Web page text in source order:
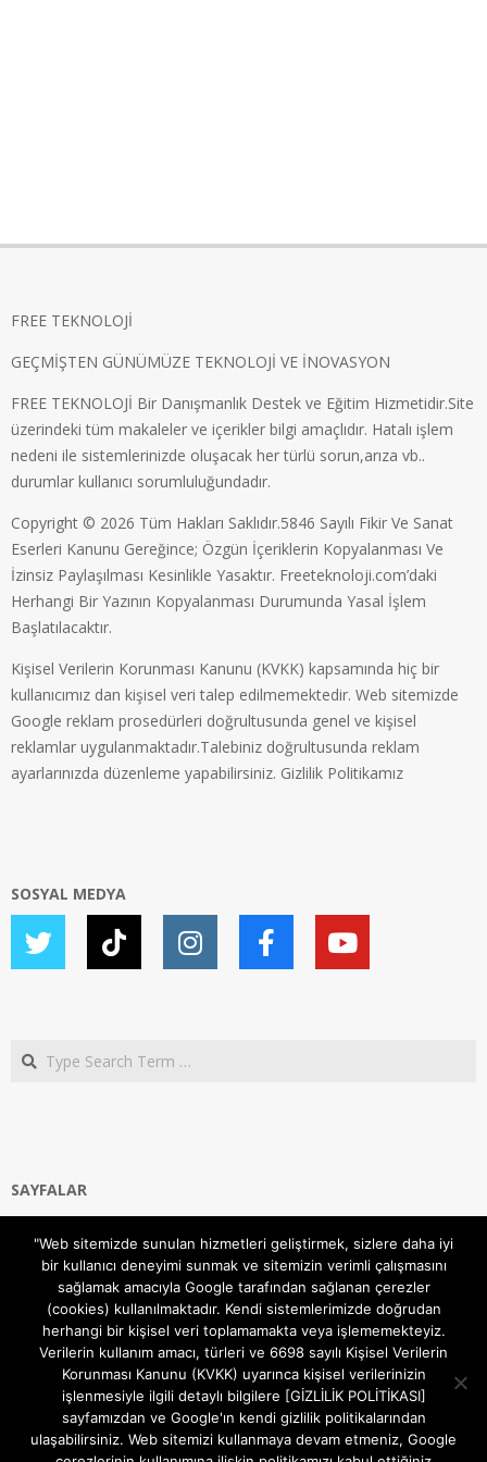
FREE TEKNOLOJİ
GEÇMİŞTEN GÜNÜMÜZE TEKNOLOJİ VE İNOVASYON
FREE TEKNOLOJİ Bir Danışmanlık Destek ve Eğitim Hizmetidir.Site
üzerindeki tüm makaleler ve içerikler bilgi amaçlıdır. Hatalı işlem
nedeni ile sistemlerinizde oluşacak her türlü sorun,arıza vb..
durumlar kullanıcı sorumluluğundadır.
Copyright © 2026 Tüm Hakları Saklıdır.5846 Sayılı Fikir Ve Sanat
Eserleri Kanunu Gereğince; Özgün İçeriklerin Kopyalanması Ve
İzinsiz Paylaşılması Kesinlikle Yasaktır. Freeteknoloji.com’daki
Herhangi Bir Yazının Kopyalanması Durumunda Yasal İşlem
Başlatılacaktır.
Kişisel Verilerin Korunması Kanunu (KVKK) kapsamında hiç bir
kullanıcımız dan kişisel veri talep edilmemektedir. Web sitemizde
Google reklam prosedürleri doğrultusunda genel ve kişisel
reklamlar uygulanmaktadır.Talebiniz doğrultusunda reklam
ayarlarınızda düzenleme yapabilirsiniz. Gizlilik Politikamız
SOSYAL MEDYA
Search
SAYFALAR
Gizlilik ve Çerezler (Cookies) Politikası
Hakkımızda
İletişim Kanalları
MODEM KURULUM
TEKNİK DESTEK
TELEVİZYON SİSTEMLERİ
"Web sitemizde sunulan hizmetleri geliştirmek, sizlere daha iyi
bir kullanıcı deneyimi sunmak ve sitemizin verimli çalışmasını
sağlamak amacıyla Google tarafından sağlanan çerezler
(cookies) kullanılmaktadır. Kendi sistemlerimizde doğrudan
herhangi bir kişisel veri toplamamakta veya işlememekteyiz.
Verilerin kullanım amacı, türleri ve 6698 sayılı Kişisel Verilerin
Korunması Kanunu (KVKK) uyarınca kişisel verilerinizin
işlenmesiyle ilgili detaylı bilgilere [GİZLİLİK POLİTİKASI]
sayfamızdan ve Google'ın kendi gizlilik politikalarından
ulaşabilirsiniz. Web sitemizi kullanmaya devam etmeniz, Google